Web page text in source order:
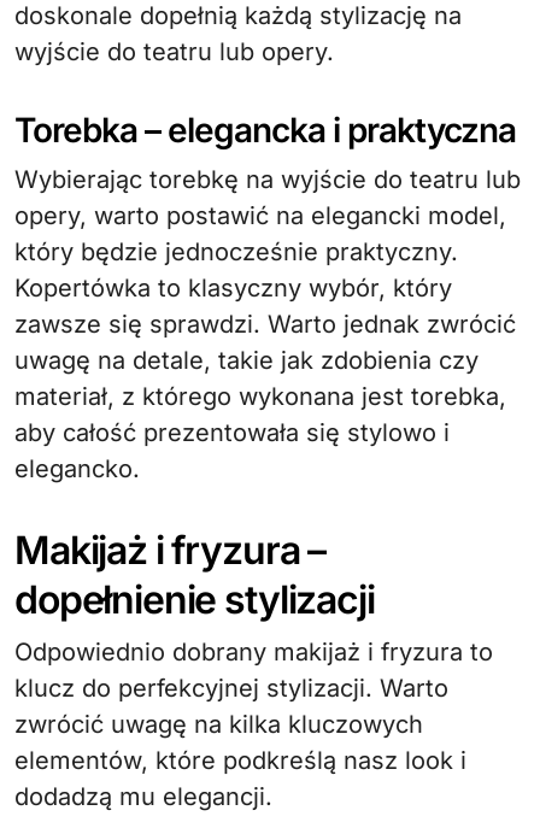
doskonale dopełnią każdą stylizację na
wyjście do teatru lub opery.
Torebka – elegancka i praktyczna
Wybierając torebkę na wyjście do teatru lub
opery, warto postawić na elegancki model,
który będzie jednocześnie praktyczny.
Kopertówka to klasyczny wybór, który
zawsze się sprawdzi. Warto jednak zwrócić
uwagę na detale, takie jak zdobienia czy
materiał, z którego wykonana jest torebka,
aby całość prezentowała się stylowo i
elegancko.
Makijaż i fryzura –
dopełnienie stylizacji
Odpowiednio dobrany makijaż i fryzura to
klucz do perfekcyjnej stylizacji. Warto
zwrócić uwagę na kilka kluczowych
elementów, które podkreślą nasz look i
dodadzą mu elegancji.